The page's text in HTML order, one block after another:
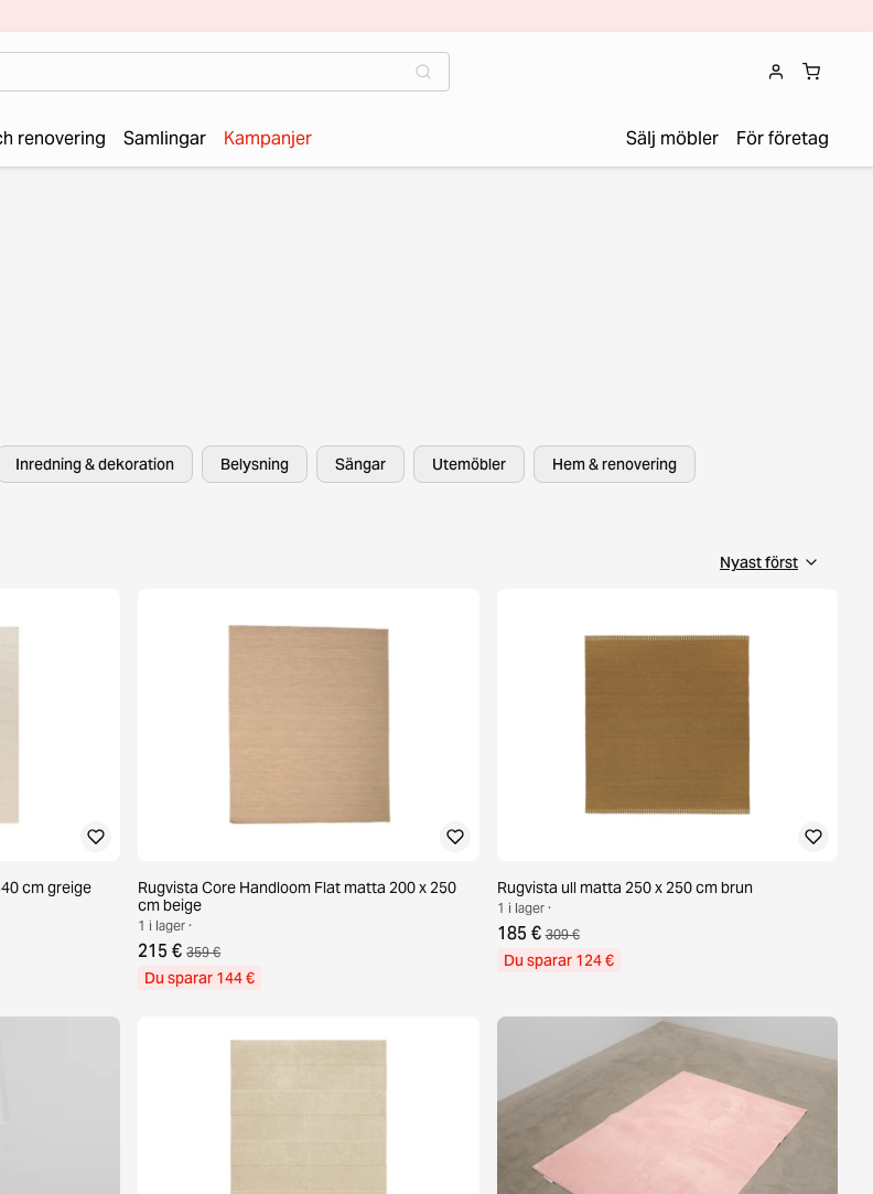
renovering Samlingar Kampanjer Sälj möbler För företag
Inredning & dekoration Belysning Sängar Utemöbler Hem & renovering
cm greige
Rugvista Core Handloom Flat matta 200 x 250
cm beige
1 i lager ·
215 € 359 €
Du sparar 144 €
Rugvista ull matta 250 x 250 cm brun
1 i lager ·
185 € 309 €
Du sparar 124 €